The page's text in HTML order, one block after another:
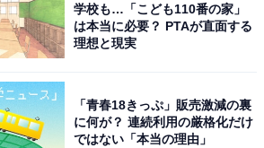
ンチ
施予定。
学校も…「こども110番の家」
は本当に必要？ PTAが直面する
理想と現実
「青春18きっぷ」販売激減の裏
に何が？ 連続利用の厳格化だけ
ではない「本当の理由」